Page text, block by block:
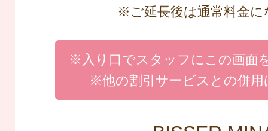
※ご延長後は通常料金に
※入り口でスタッフにこの画面
※他の割引サービスとの併